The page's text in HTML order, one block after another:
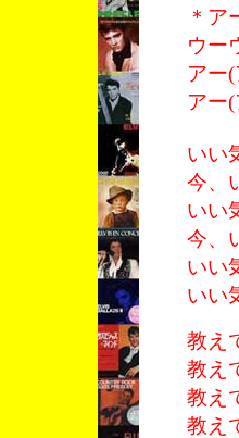
＊ア
ウー
アー
アー
いい
今、
いい
今、
いい
いい
教え
教え
教え
教え